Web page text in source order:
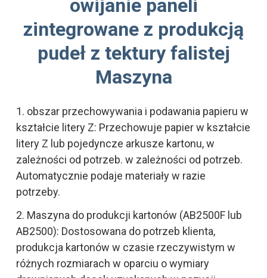
owijanie paneli
zintegrowane z produkcją
pudeł z tektury falistej
Maszyna
1. obszar przechowywania i podawania papieru w
kształcie litery Z: Przechowuje papier w kształcie
litery Z lub pojedyncze arkusze kartonu, w
zależności od potrzeb. w zależności od potrzeb.
Automatycznie podaje materiały w razie
potrzeby.
2. Maszyna do produkcji kartonów (AB2500F lub
AB2500): Dostosowana do potrzeb klienta,
produkcja kartonów w czasie rzeczywistym w
różnych rozmiarach w oparciu o wymiary